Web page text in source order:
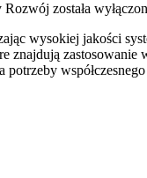
Rozwój została
wysokiej jakości